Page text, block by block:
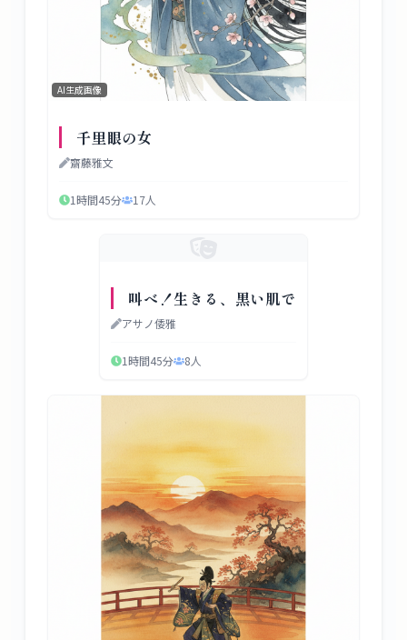
AI生成画像
千里眼の女
齋藤雅文
1時間45分 17人
叫べ！生きる、黒い肌で
アサノ倭雅
1時間45分 8人